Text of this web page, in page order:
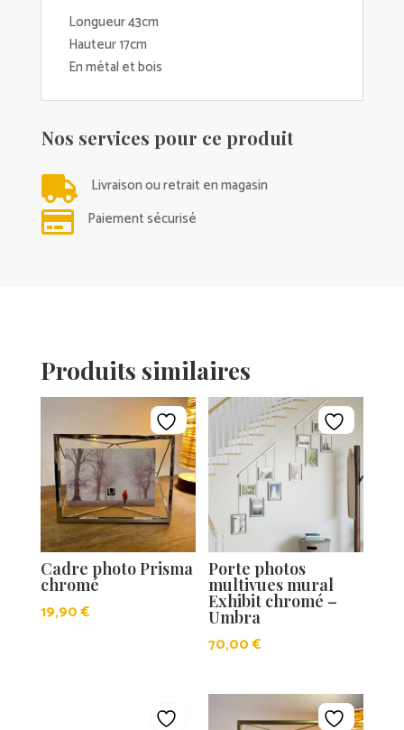
Longueur 43cm
Hauteur 17cm
En métal et bois
Nos services pour ce produit
 Livraison ou retrait en magasin
 Paiement sécurisé
Produits similaires
Cadre photo Prisma
chromé
19,90€
Porte photos
multivues mural
Exhibit chromé –
Umbra
70,00€